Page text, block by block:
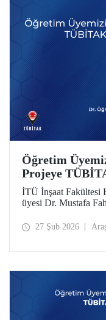
Öğretim
Projeye
İTÜ İnşaat Fakültesi
üyesi Dr. Mustafa
Programı
27 Şub 2026